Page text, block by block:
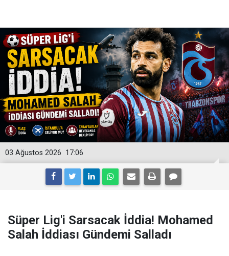
17:06
03 Ağustos 2026
Süper Lig'i Sarsacak İddia! Mohamed
Salah İddiası Gündemi Salladı